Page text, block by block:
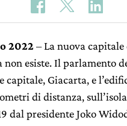
2022 – La nuova capitale
non esiste. Il parlamento
capitale, Giacarta, e
di distanza,
dal presidente Joko